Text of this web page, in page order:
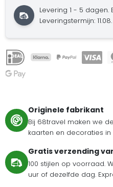
Levering 1 - 5 dagen.
Leveringstermijn:
Originele fabrikant
Bij 68travel maken we
kaarten en decoraties in
Gratis verzending
100 stijlen op voorraad.
uur of dezelfde dag.